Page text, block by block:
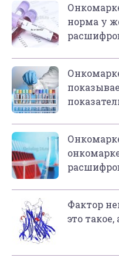
норма у
Фактор
это